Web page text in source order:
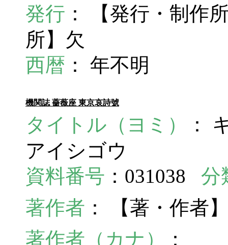
発行 ： 【発行・制作
所】欠
西暦 ： 年不明
機関誌 薔薇座 東京哀詩號
タイトル（ヨミ）
：
アイシゴウ
資料番号 ：031038 分
著作者 ： 【著・作者
著作者（カナ）
：